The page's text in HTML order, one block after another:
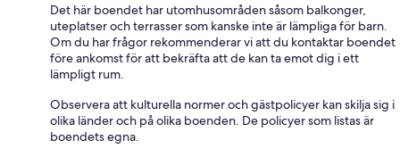
Det här boendet har utomhusområden såsom balkonger,
uteplatser och terrasser som kanske inte är lämpliga för barn.
Om du har frågor rekommenderar vi att du kontaktar boendet
före ankomst för att bekräfta att de kan ta emot dig i ett
lämpligt rum.
Observera att kulturella normer och gästpolicyer kan skilja sig i
olika länder och på olika boenden. De policyer som listas är
boendets egna.